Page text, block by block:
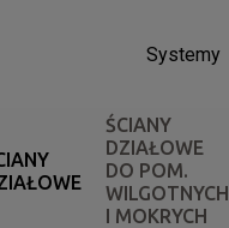
Systemy
ŚCIANY
DZIAŁOWE
DO POM.
WILGOTNYCH
I MOKRYCH